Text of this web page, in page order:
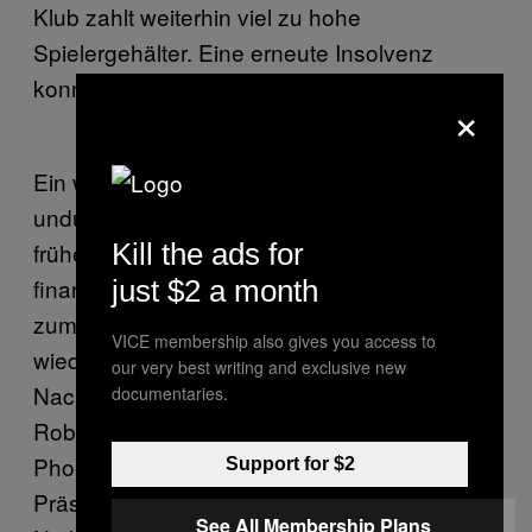
Klub zahlt weiterhin viel zu hohe
Spielergehälter. Eine erneute Insolvenz
konnte 2015 verhindert werden.
Ein weiteres Problem sind die
undurchsichtigen Führungsstrukturen des
früheren Serienmeisters. Die große
finanzielle Abhängigkeit macht die Rangers
zum Spielball von Investoren, die sich immer
wieder bei den Schotten einkaufen wollen.
Nachdem ein Übernahmeangebot von
Robert Sarver, Eigentümer des NBA-Teams
Phoenix Suns, ausgeschlagen wurde und
Präsident David Somers dem Verein einen
×
Kill the ads for
just $2 a month
VICE membership also gives you access to
our very best writing and exclusive new
documentaries.
Support for $2
See All Membership Plans